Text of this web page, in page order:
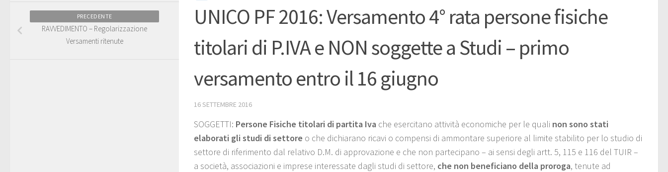
UNICO PF 2016: Versamento 4° rata persone fisiche
titolari di P.IVA e NON soggette a Studi – primo
versamento entro il 16 giugno
16 SETTEMBRE 2016
SOGGETTI: Persone Fisiche titolari di partita Iva che esercitano attività economiche per le quali non sono stati
elaborati gli studi di settore o che dichiarano ricavi o compensi di ammontare superiore al limite stabilito per lo studio di
settore di riferimento dal relativo D.M. di approvazione e che non partecipano – ai sensi degli artt. 5, 115 e 116 del TUIR –
a società, associazioni e imprese interessate dagli studi di settore, che non beneficiano della proroga, tenute ad
PRECEDENTE
RAVVEDIMENTO – Regolarizzazione
Versamenti ritenute